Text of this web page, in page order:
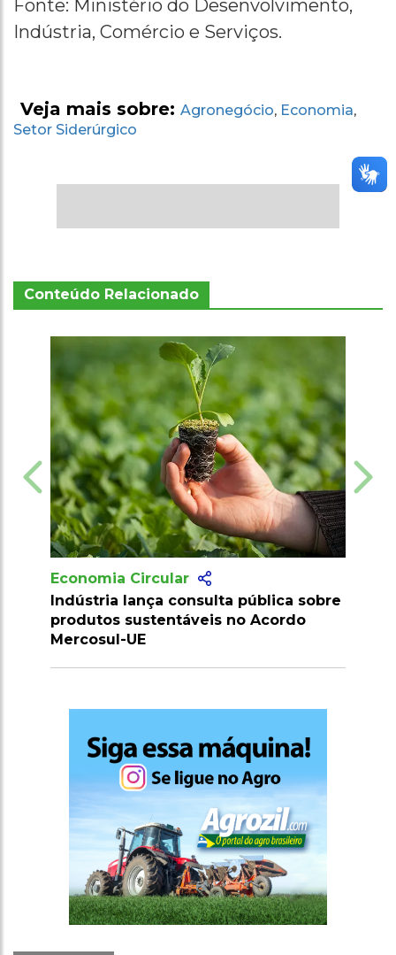
Fonte: Ministério do Desenvolvimento,
Indústria, Comércio e Serviços.
Veja mais sobre: Agronegócio, Economia,
Setor Siderúrgico
Conteúdo Relacionado
pública sobre
Acordo
Economia Circular
Mercosul e Singapura entram em
vigor com novos manuais de
comércio e regras